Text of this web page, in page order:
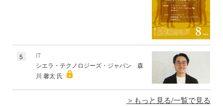
5
IT
シエラ・テクノロジーズ・ジャパン 森
川 馨太 氏
もっと見る/一覧で見る